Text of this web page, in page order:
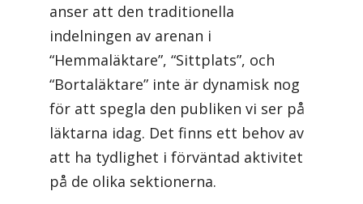
anser att den traditionella
indelningen av arenan i
“Hemmaläktare”, “Sittplats”, och
“Bortaläktare” inte är dynamisk nog
för att spegla den publiken vi ser på
läktarna idag. Det finns ett behov av
att ha tydlighet i förväntad aktivitet
på de olika sektionerna.